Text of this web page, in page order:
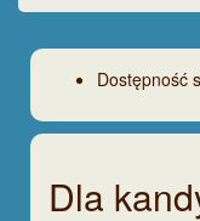
Dostępność
Dla